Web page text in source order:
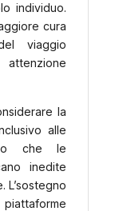
individuo.
cura
viaggio
la
alle
che le
inedite
L’sostegno